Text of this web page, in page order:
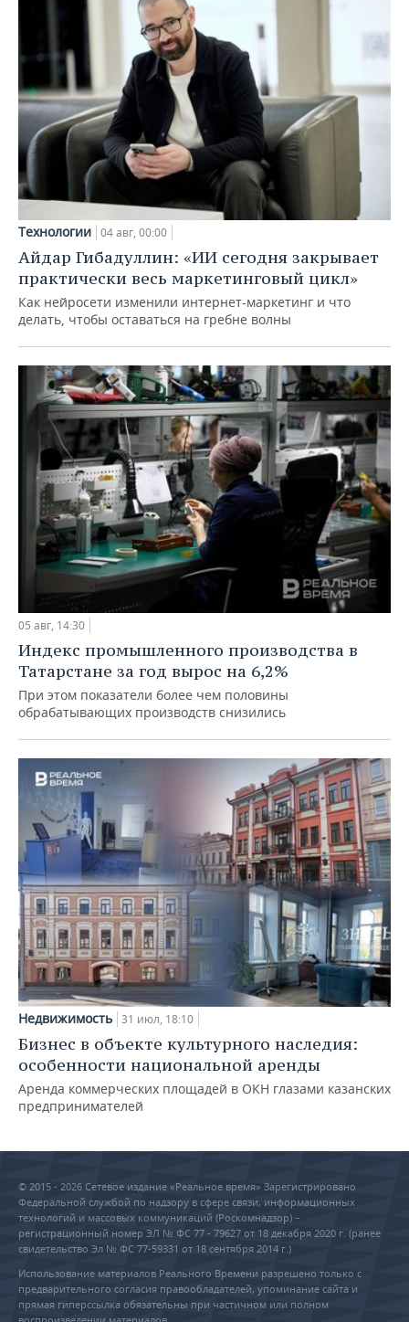
Технологии 04 авг, 00:00
Айдар Гибадуллин: «ИИ сегодня закрывает
практически весь маркетинговый цикл»
Как нейросети изменили интернет-маркетинг и что
делать, чтобы оставаться на гребне волны
05 авг, 14:30
Индекс промышленного производства в
Татарстане за год вырос на 6,2%
При этом показатели более чем половины
обрабатывающих производств снизились
Недвижимость 31 июл, 18:10
Бизнес в объекте культурного наследия:
особенности национальной аренды
Аренда коммерческих площадей в ОКН глазами казанских
предпринимателей
© 2015 - 2026 Сетевое издание «Реальное время» Зарегистрировано
Федеральной службой по надзору в сфере связи, информационных
технологий и массовых коммуникаций (Роскомнадзор) –
регистрационный номер ЭЛ № ФС 77 - 79627 от 18 декабря 2020 г. (ранее
свидетельство Эл № ФС 77-59331 от 18 сентября 2014 г.)
Использование материалов Реального Времени разрешено только с
предварительного согласия правообладателей, упоминание сайта и
прямая гиперссылка обязательны при частичном или полном